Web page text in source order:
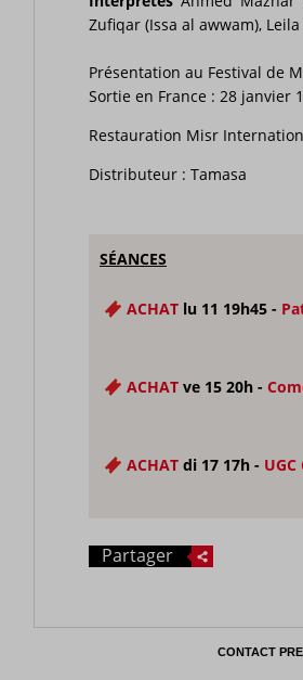
Zufiqar (Issa al awwam),
Présentation au Festival de
Sortie en France : 28 janvier
Restauration Misr
Distributeur : Tamasa
SÉANCES
ACHAT lu 11 19h45 -
ACHAT ve 15 20h -
ACHAT di 17 17h -
Partager
CONTACT